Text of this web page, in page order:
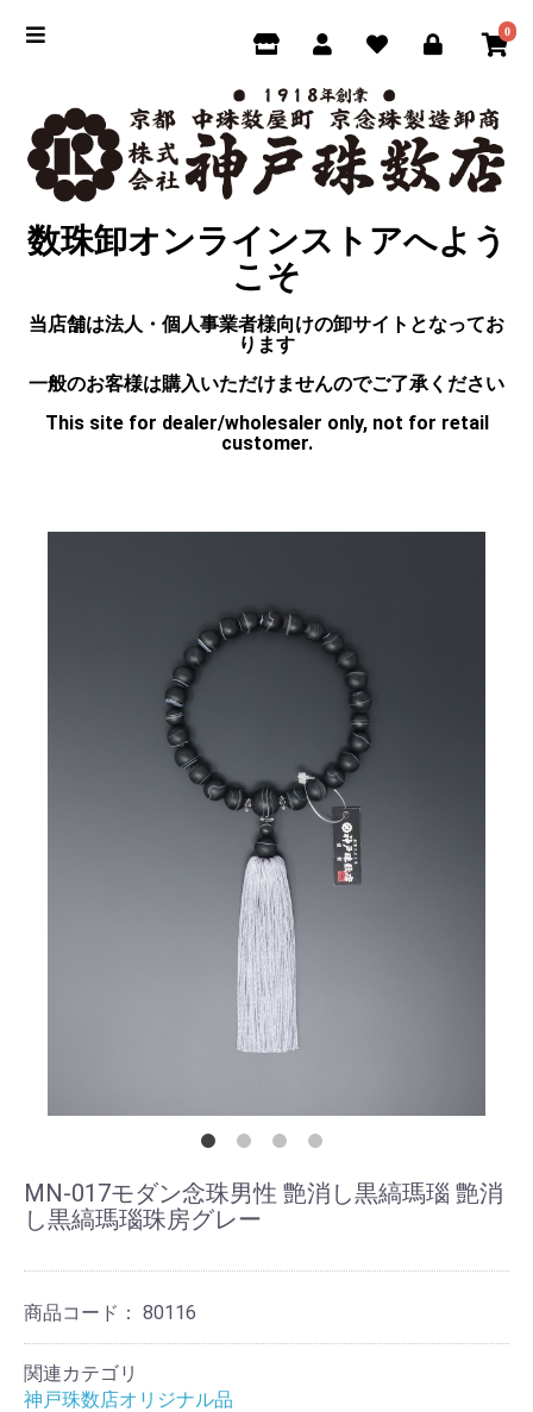
0
数珠卸オンラインストアへよう
こそ
当店舗は法人・個人事業者様向けの卸サイトとなってお
ります
一般のお客様は購入いただけませんのでご了承ください
This site for dealer/wholesaler only, not for retail
customer.
MN-017モダン念珠男性 艶消し黒縞瑪瑙 艶消
し黒縞瑪瑙珠房グレー
商品コード： 80116
関連カテゴリ
神戸珠数店オリジナル品